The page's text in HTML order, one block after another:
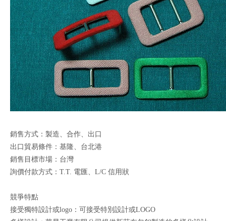
銷售方式：製造、合作、出口
出口貿易條件：基隆、台北港
銷售目標市場：台灣
詢價付款方式：T.T. 電匯、L/C 信用狀
競爭特點
接受獨特設計或logo：可接受特別設計或LOGO